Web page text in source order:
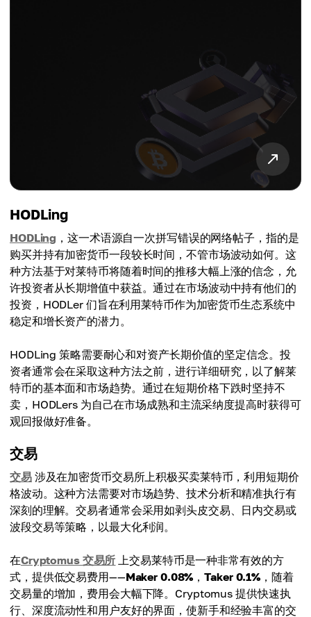
HODLing
HODLing ，这一术语源自一次拼写错误的网络帖子，指的是
购买并持有加密货币一段较长时间，不管市场波动如何。这
种方法基于对莱特币将随着时间的推移大幅上涨的信念，允
许投资者从长期增值中获益。通过在市场波动中持有他们的
投资，HODLer 们旨在利用莱特币作为加密货币生态系统中
稳定和增长资产的潜力。
HODLing 策略需要耐心和对资产长期价值的坚定信念。投
资者通常会在采取这种方法之前，进行详细研究，以了解莱
特币的基本面和市场趋势。通过在短期价格下跌时坚持不
卖，HODLers 为自己在市场成熟和主流采纳度提高时获得可
观回报做好准备。
交易
交易涉及在加密货币交易所上积极买卖莱特币，利用短期价
格波动。这种方法需要对市场趋势、技术分析和精准执行有
深刻的理解。交易者通常会采用如剥头皮交易、日内交易或
波段交易等策略，以最大化利润。
在Cryptomus 交易所 上交易莱特币是一种非常有效的方
式，提供低交易费用——Maker 0.08% ，Taker 0.1% ，随着
交易量的增加，费用会大幅下降。Cryptomus 提供快速执
行、深度流动性和用户友好的界面，使新手和经验丰富的交